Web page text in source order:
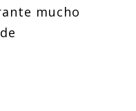
mucho